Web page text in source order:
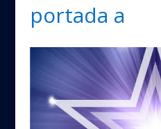
portada a